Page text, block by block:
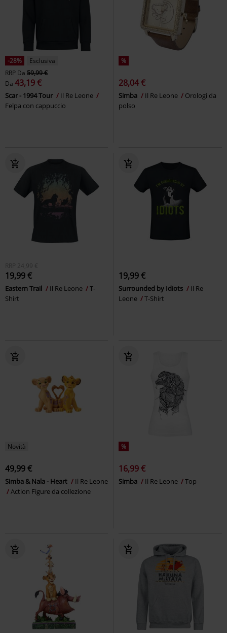
-28%
Esclusiva
RRP Da 59,99 €
Da 43,19 €
Scar - 1994 Tour
Il Re Leone
Felpa con cappuccio
%
28,04 €
Simba Il Re Leone
Orologi da
polso
RRP 24,99 €
19,99 €
Eastern Trail Il Re Leone
T-
Shirt
19,99 €
Surrounded by Idiots
Il Re
Leone
T-Shirt
Novità
49,99 €
Simba & Nala - Heart
Il Re Leone
Action Figure da collezione
%
16,99 €
Simba Il Re Leone Top